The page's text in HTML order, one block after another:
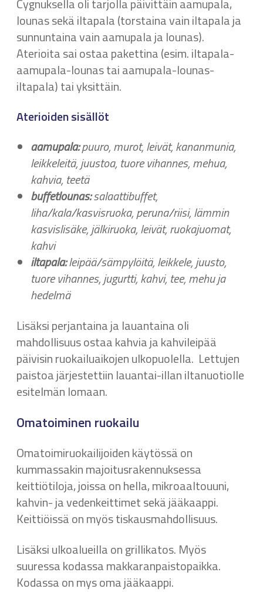
Cygnuksella oli tarjolla päivittäin aamupala,
lounas sekä iltapala (torstaina vain iltapala ja
sunnuntaina vain aamupala ja lounas).
Aterioita sai ostaa pakettina (esim. iltapala-
aamupala-lounas tai aamupala-lounas-
iltapala) tai yksittäin.
Aterioiden sisällöt
aamupala:puuro, murot, leivät, kananmunia,
leikkeleitä, juustoa, tuore vihannes, mehua,
kahvia, teetä
buffetlounas:salaattibuffet,
liha/kala/kasvisruoka, peruna/riisi, lämmin
kasvislisäke, jälkiruoka, leivät, ruokajuomat,
kahvi
iltapala:leipää/sämpylöitä, leikkele, juusto,
tuore vihannes, jugurtti, kahvi, tee, mehu ja
hedelmä
Lisäksi perjantaina ja lauantaina oli
mahdollisuus ostaa kahvia ja kahvileipää
päivisin ruokailuaikojen ulkopuolella. Lettujen
paistoa järjestettiin lauantai-illan iltanuotiolle
esitelmän lomaan.
Omatoiminen ruokailu
Omatoimiruokailijoiden käytössä on
kummassakin majoitusrakennuksessa
keittiötiloja, joissa on hella, mikroaaltouuni,
kahvin- ja vedenkeittimet sekä jääkaappi.
Keittiöissä on myös tiskausmahdollisuus.
Lisäksi ulkoalueilla on grillikatos. Myös
suuressa kodassa makkaranpaistopaikka.
Kodassa on mys oma jääkaappi.